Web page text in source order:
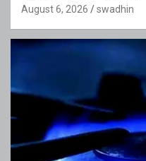
August 6, 2026 swadhin